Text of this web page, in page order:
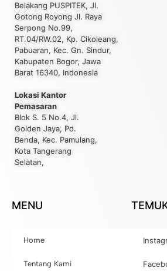
Belakang PUSPITEK, Jl.
Gotong Royong Jl. Raya
Serpong No.99,
RT.04/RW.02, Kp. Cikoleang,
Pabuaran, Kec. Gn. Sindur,
Kabupaten Bogor, Jawa
Barat 16340, Indonesia
Lokasi Kantor
Pemasaran
Blok S. 5 No.4, Jl.
Golden Jaya, Pd.
Benda, Kec. Pamulang,
Kota Tangerang
Selatan,
MENU
Home
Tentang Kami